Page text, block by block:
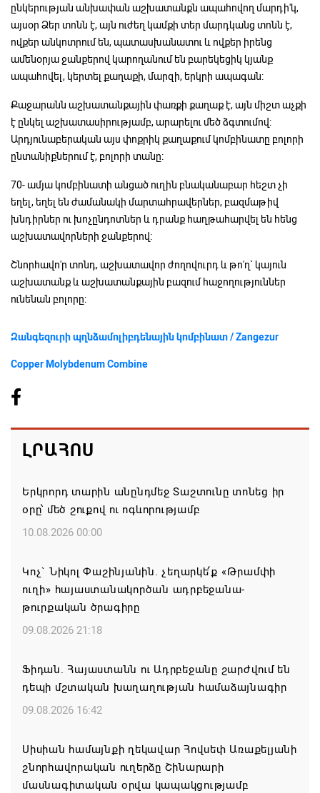
ընկերության անխափան աշխատանքն ապահովող մարդի'կ,
այսօր Ձեր տոնն է, այն ուժեղ կամքի տեր մարդկանց տոնն է,
ովքեր անկոտրում են, պատասխանատու և ովքեր իրենց
ամենօրյա ջանքերով կարողանում են բարեկեցիկ կյանք
ապահովել, կերտել քաղաքի, մարզի, երկրի ապագան:
Քաջարանն աշխատանքային փառքի քաղաք է, այն միշտ աչքի
է ընկել աշխատասիրությամբ, արարելու մեծ ձգտումով:
Արդյունաբերական այս փոքրիկ քաղաքում կոմբինատը բոլորի
ընտանիքներում է, բոլորի տանը:
70- ամյա կոմբինատի անցած ուղին բնականաբար հեշտ չի
եղել, եղել են ժամանակի մարտահրավերներ, բազմաթիվ
խնդիրներ ու խոչընդոտներ և դրանք հաղթահարվել են հենց
աշխատավորների ջանքերով:
Շնորհավո'ր տոնդ, աշխատավոր ժողովուրդ և թո'ղ` կայուն
աշխատանք և աշխատանքային բազում հաջողություններ
ունենան բոլորը:
Զանգեզուրի պղնձամոլիբդենային կոմբինատ / Zangezur
Copper Molybdenum Combine
ԼՐԱՀՈՍ
Երկրորդ տարին անընդմեջ Տաշտունը տոնեց իր
օրը՝ մեծ շուքով ու ոգևորությամբ
10.08.2026 00:00
Կոչ` Նիկոլ Փաշինյանին. չեղարկե՛ք «Թրամփի
ուղի» հայաստանակործան ադրբեջանա-
թուրքական ծրագիրը
09.08.2026 21:18
Ֆիդան. Հայաստանն ու Ադրբեջանը շարժվում են
դեպի մշտական խաղաղության համաձայնագիր
09.08.2026 16:42
Սիսիան համայնքի ղեկավար Հովսեփ Առաքելյանի
շնորհավորական ուղերձը Շինարարի
մասնագիտական օրվա կապակցությամբ